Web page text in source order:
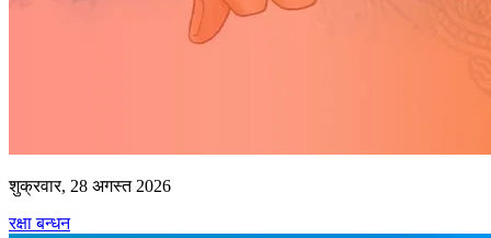
शुक्रवार, 28 अगस्त 2026
रक्षा बन्धन